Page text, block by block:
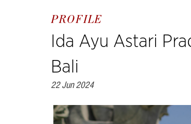
PROFILE
Ida Ayu Astari
Bali
22 Jun 2024